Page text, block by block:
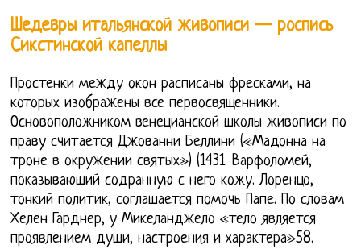
Шедевры итальянской живописи — роспись
Сикстинской капеллы
Простенки между окон расписаны фресками, на
которых изображены все первосвященники.
Основоположником венецианской школы живописи по
праву считается Джованни Беллини («Мадонна на
троне в окружении святых») (1431. Варфоломей,
показывающий содранную с него кожу. Лоренцо,
тонкий политик, соглашается помочь Папе. По словам
Хелен Гарднер, у Микеланджело «тело является
проявлением души, настроения и характера»58.